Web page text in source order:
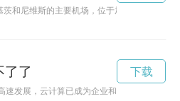
茨和尼维斯的主要机场，位于加勒比海，是
了了
速发展，云计算已成为企业和个人的重要选
下载